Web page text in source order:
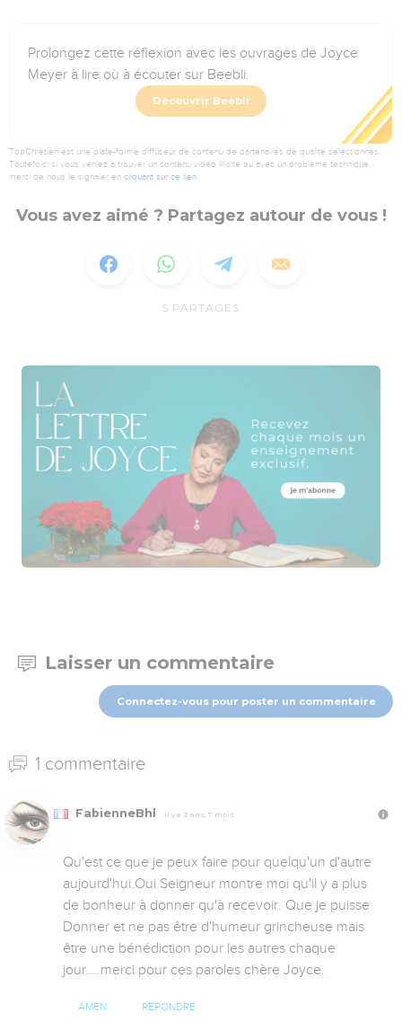
Prolongez cette réflexion avec les ouvrages de Joyce
Meyer à lire où à écouter sur Beebli.
Découvrir Beebli
TopChrétien est une plate-forme diffuseur de contenu de partenaires de qualité sélectionnés.
Toutefois, si vous veniez à trouver un contenu vidéo illicite ou avec un problème technique,
merci de nous le signaler en cliquant sur ce lien.
Vous avez aimé ? Partagez autour de vous !
5 PARTAGES
Laisser un commentaire
Connectez-vous pour poster un commentaire
1 commentaire
FabienneBhl Il y a 2 ans, 7 mois
Qu'est ce que je peux faire pour quelqu'un d'autre
aujourd'hui.Oui Seigneur montre moi qu'il y a plus
de bonheur à donner qu'à recevoir. Que je puisse
Donner et ne pas être d'humeur grincheuse mais
être une bénédiction pour les autres chaque
jour....merci pour ces paroles chère Joyce.
AMEN RÉPONDRE